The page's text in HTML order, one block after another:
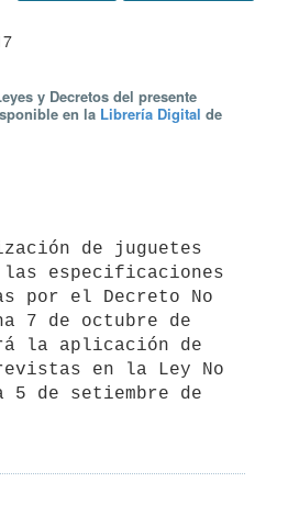
y Decretos del presente
en la Librería Digital de
especificaciones
por el Decreto No
7 de octubre de
la aplicación de
en la Ley No
5 de setiembre de